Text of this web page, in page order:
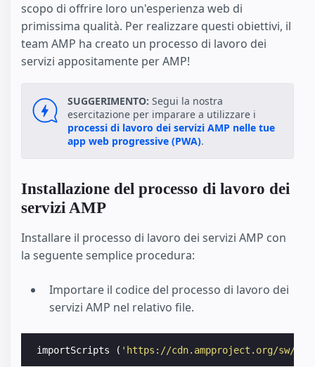
scopo di offrire loro un'esperienza web di
primissima qualità. Per realizzare questi obiettivi, il
team AMP ha creato un processo di lavoro dei
servizi appositamente per AMP!
SUGGERIMENTO: Segui la nostra
esercitazione per imparare a utilizzare i
processi di lavoro dei servizi AMP nelle tue
app web progressive (PWA).
Installazione del processo di lavoro dei
servizi AMP
Installare il processo di lavoro dei servizi AMP con
la seguente semplice procedura:
Importare il codice del processo di lavoro dei
servizi AMP nel relativo file.
importScripts ( 'https://cdn.ampproject.org/sw/